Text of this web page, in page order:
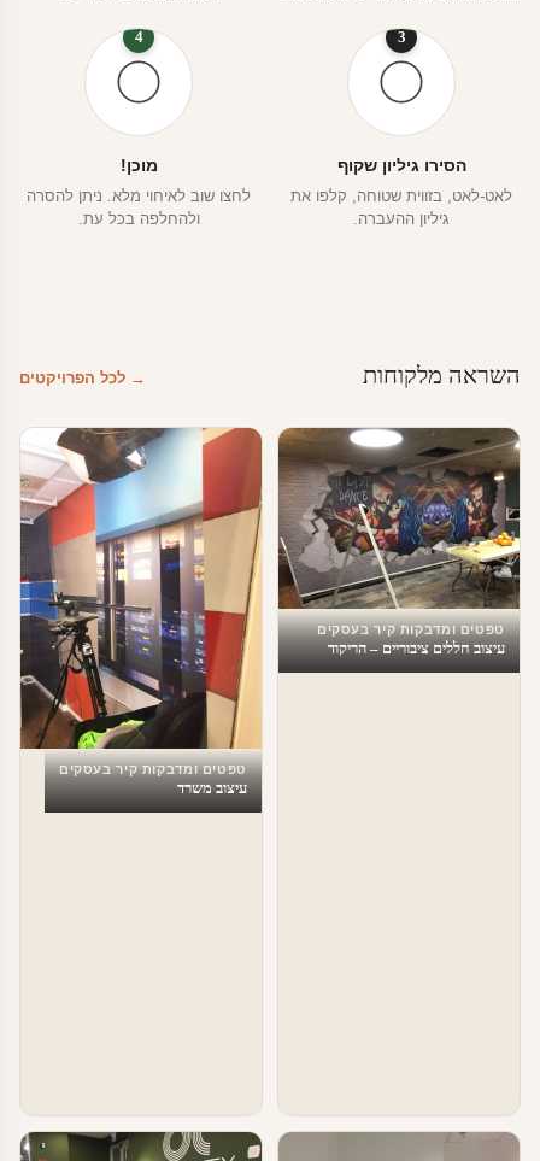
3
הסירו גיליון שקוף
לאט-לאט, בזווית שטוחה, קלפו את
גיליון ההעברה.
4
מוכן!
לחצו שוב לאיחוי מלא. ניתן להסרה
ולהחלפה בכל עת.
השראה מלקוחות → לכל הפרויקטים
טפטים ומדבקות קיר בעסקים
עיצוב חללים ציבוריים – הריקוד
האחרון
טפטים ומדבקות קיר בעסקים
עיצוב משרד